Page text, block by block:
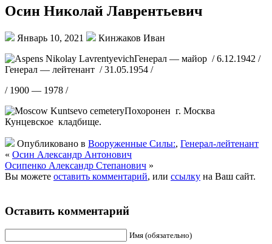
Осин Николай Лаврентьевич
Январь 10, 2021
Кинжаков Иван
Генерал — майор / 6.12.1942 /
Генерал — лейтенант / 31.05.1954 /
/ 1900 — 1978 /
Похоронен г. Москва
Кунцевское кладбище.
Опубликовано в Вооруженные Силы:, Генерал-лейтенант
« Осин Александр Антонович
Осипенко Александр Степанович »
Вы можете оставить комментарий, или ссылку на Ваш сайт.
Оставить комментарий
Имя (обязательно)